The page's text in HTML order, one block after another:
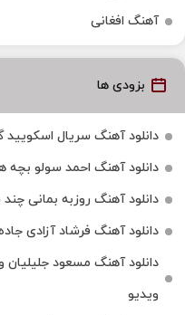
آهنگ افغانی
بزودی ها
دانلود آهنگ سریال اسکویید گیم 3 “کامل”
دانلود آهنگ احمد سولو بچه
دانلود آهنگ روزبه بمانی
دانلود آهنگ فرشاد آزادی
ویدیو